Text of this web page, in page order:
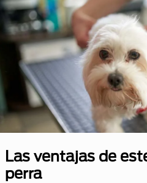
Las ventajas de
perra